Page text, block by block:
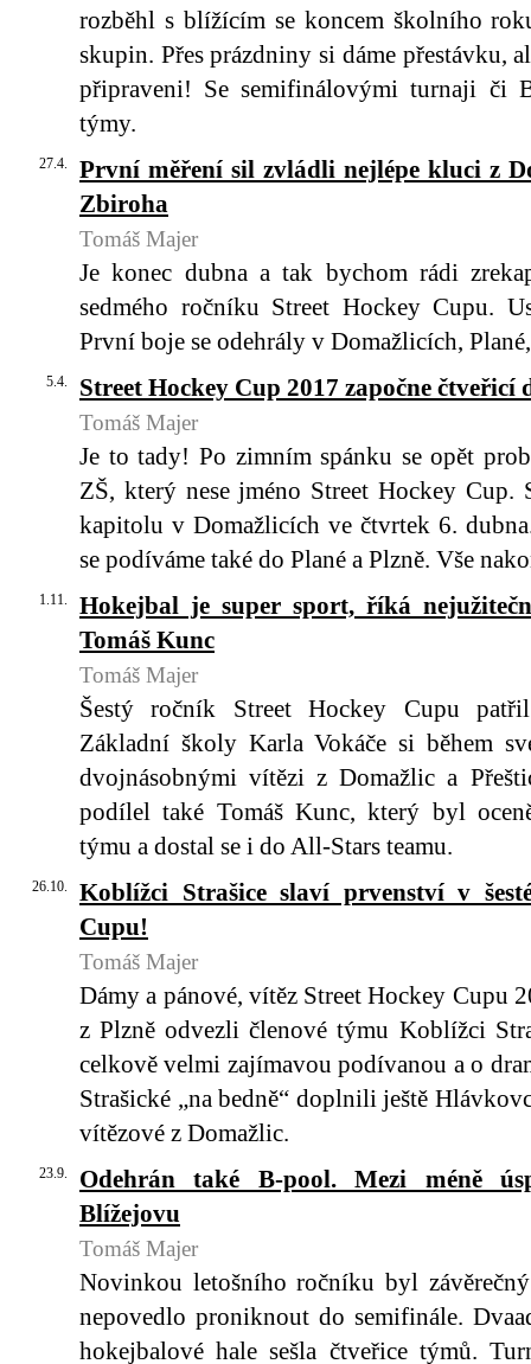
rozběhl s blížícím se koncem školního
skupin. Přes prázdniny si dáme přestávku,
připraveni! Se semifinálovými turnaji či
týmy.
27.4.
První měření sil zvládli nejlépe kluci z
Zbiroha
Tomáš Majer
Je konec dubna a tak bychom rádi
sedmého ročníku Street Hockey Cupu.
První boje se odehrály v Domažlicích,
5.4. Street Hockey Cup 2017 započne
Tomáš Majer
Je to tady! Po zimním spánku se opět
ZŠ, který nese jméno Street Hockey Cup.
kapitolu v Domažlicích ve čtvrtek 6.
se podíváme také do Plané a Plzně. Vše
1.11.
Hokejbal je super sport, říká
Tomáš Kunc
Tomáš Majer
Šestý ročník Street Hockey Cupu
Základní školy Karla Vokáče si během
dvojnásobnými vítězi z Domažlic a
podílel také Tomáš Kunc, který byl
týmu a dostal se i do All-Stars teamu.
26.10.
Koblížci Strašice slaví prvenství v
Cupu!
Tomáš Majer
Dámy a pánové, vítěz Street Hockey Cupu
z Plzně odvezli členové týmu Koblížci
celkově velmi zajímavou podívanou a o
Strašické „na bedně“ doplnili ještě
vítězové z Domažlic.
23.9.
Odehrán také B-pool. Mezi méně
Blížejovu
Tomáš Majer
Novinkou letošního ročníku byl
nepovedlo proniknout do semifinále.
hokejbalové hale sešla čtveřice týmů.